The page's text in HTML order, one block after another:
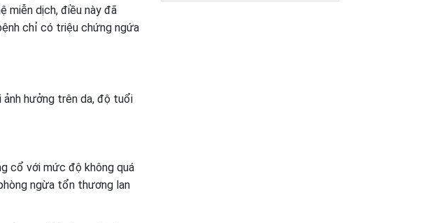
miễn dịch, điều này đã
chỉ có triệu chứng ngứa
hưởng trên da, độ tuổi
cổ với mức độ không quá
ngừa tổn thương lan